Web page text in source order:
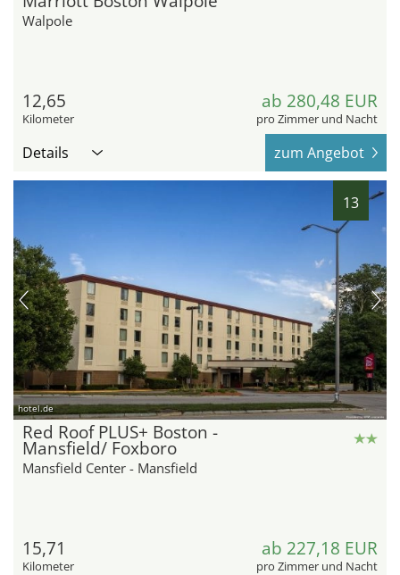
Walpole
12,65
Kilometer
ab 280,48 EUR
pro Zimmer und Nacht
Details zum Angebot
13
hotel.de
Red Roof PLUS+ Boston -
Mansfield/ Foxboro
Mansfield Center - Mansfield
15,71
Kilometer
ab 227,18 EUR
pro Zimmer und Nacht